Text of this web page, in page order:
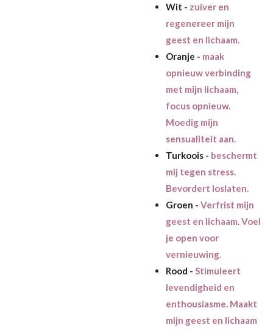
Wit - zuiver en
regenereer mijn
geest en lichaam.
Oranje - maak
opnieuw verbinding
met mijn lichaam,
focus opnieuw.
Moedig mijn
sensualiteit aan.
Turkoois - beschermt
mij tegen stress.
Bevordert loslaten.
Groen - Verfrist mijn
geest en lichaam. Voel
je open voor
vernieuwing.
Rood - Stimuleert
levendigheid en
enthousiasme. Maakt
mijn geest en lichaam